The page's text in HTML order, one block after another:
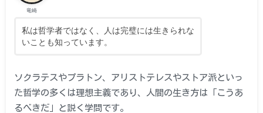
竜崎
私は哲学者ではなく、人は完璧には生きられな
いことも知っています。
ソクラテスやプラトン、アリストテレスやストア派といっ
た哲学の多くは理想主義であり、人間の生き方は「こうあ
るべきだ」と説く学問です。